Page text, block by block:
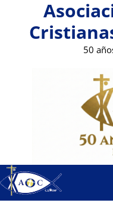
contenido
50